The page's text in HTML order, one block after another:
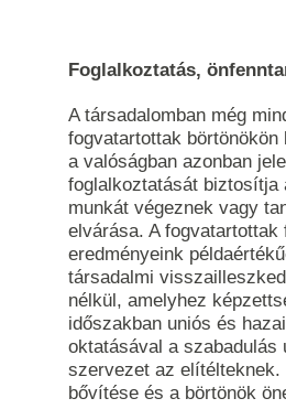
Foglalkoztatás,
A társadalomban még
fogvatartottak
a valóságban azonban
foglalkoztatását biztosítja
munkát végeznek vagy
elvárása. A
eredményeink
társadalmi
nélkül, amelyhez
időszakban uniós és
oktatásával a
szervezet az
bővítése és a börtönök